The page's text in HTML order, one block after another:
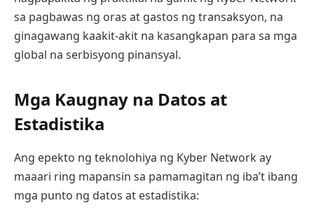
sa pagbawas ng oras at gastos ng transaksyon, na
ginagawang kaakit-akit na kasangkapan para sa mga
global na serbisyong pinansyal.
Mga Kaugnay na Datos at
Estadistika
Ang epekto ng teknolohiya ng Kyber Network ay
maaari ring mapansin sa pamamagitan ng iba’t ibang
mga punto ng datos at estadistika: